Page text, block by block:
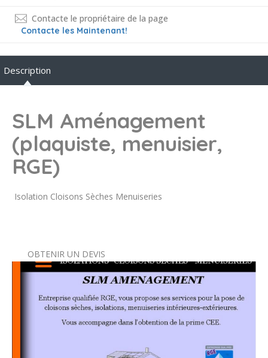
Contacte le propriétaire de la page
Contacte les Maintenant!
Description
SLM Aménagement
(plaquiste, menuisier,
RGE)
Isolation Cloisons Sèches Menuiseries
OBTENIR UN DEVIS